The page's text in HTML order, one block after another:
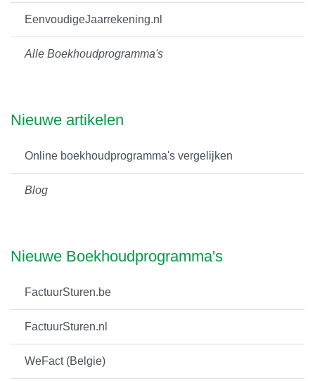
EenvoudigeJaarrekening.nl
Alle Boekhoudprogramma's
Nieuwe artikelen
Online boekhoudprogramma's vergelijken
Blog
Nieuwe Boekhoudprogramma's
FactuurSturen.be
FactuurSturen.nl
WeFact (Belgie)